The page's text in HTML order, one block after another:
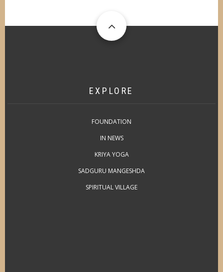
EXPLORE
FOUNDATION
IN NEWS
KRIYA YOGA
SADGURU MANGESHDA
SPIRITUAL VILLAGE